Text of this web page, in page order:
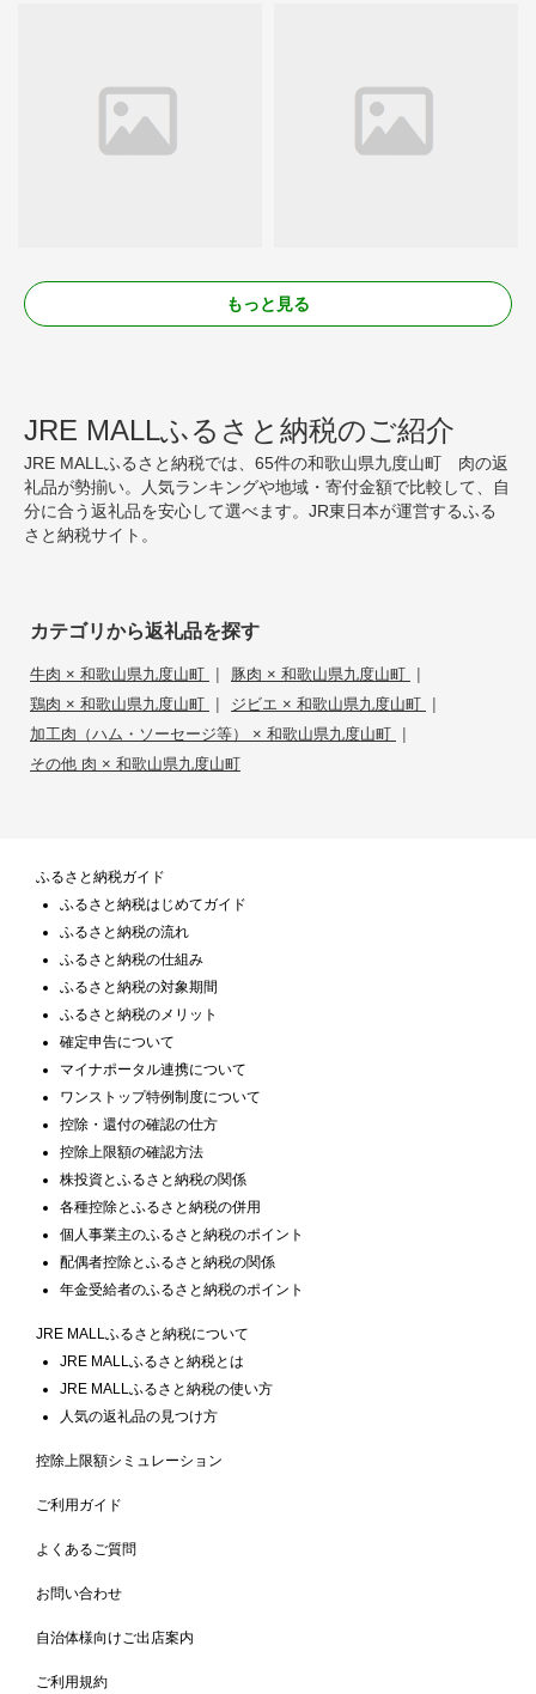
もっと見る
JRE MALLふるさと納税のご紹介
JRE MALLふるさと納税では、65件の和歌山県九度山町 肉の返
礼品が勢揃い。人気ランキングや地域・寄付金額で比較して、自
分に合う返礼品を安心して選べます。JR東日本が運営するふる
さと納税サイト。
カテゴリから返礼品を探す
牛肉 × 和歌山県九度山町 | 豚肉 × 和歌山県九度山町 |
鶏肉 × 和歌山県九度山町 | ジビエ × 和歌山県九度山町 |
加工肉（ハム・ソーセージ等） × 和歌山県九度山町 |
その他 肉 × 和歌山県九度山町
ふるさと納税ガイド
ふるさと納税はじめてガイド
ふるさと納税の流れ
ふるさと納税の仕組み
ふるさと納税の対象期間
ふるさと納税のメリット
確定申告について
マイナポータル連携について
ワンストップ特例制度について
控除・還付の確認の仕方
控除上限額の確認方法
株投資とふるさと納税の関係
各種控除とふるさと納税の併用
個人事業主のふるさと納税のポイント
配偶者控除とふるさと納税の関係
年金受給者のふるさと納税のポイント
JRE MALLふるさと納税について
JRE MALLふるさと納税とは
JRE MALLふるさと納税の使い方
人気の返礼品の見つけ方
控除上限額シミュレーション
ご利用ガイド
よくあるご質問
お問い合わせ
自治体様向けご出店案内
ご利用規約